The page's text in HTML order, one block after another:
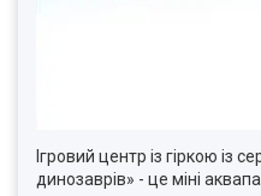
Ігровий центр із гіркою із
динозаврів» - це міні